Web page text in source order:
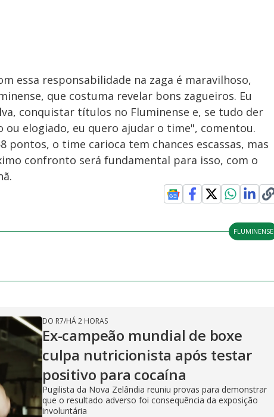
essa responsabilidade na zaga é maravilhoso,
que costuma revelar bons zagueiros. Eu
conquistar títulos no Fluminense e, se tudo der
ou elogiado, eu quero ajudar o time", comentou.
pontos, o time carioca tem chances escassas, mas
confronto será fundamental para isso, com o
FLUMINENSE
DO R7/HÁ 2 HORAS
Ex-campeão mundial de boxe
culpa nutricionista após testar
positivo para cocaína
Pugilista da Nova Zelândia reuniu provas para demonstrar
que o resultado adverso foi consequência da exposição
involuntária